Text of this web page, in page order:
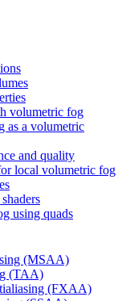
volumetric fog
as a volumetric
and quality
local volumetric fog
using quads
(MSAA)
(TAA)
(FXAA)